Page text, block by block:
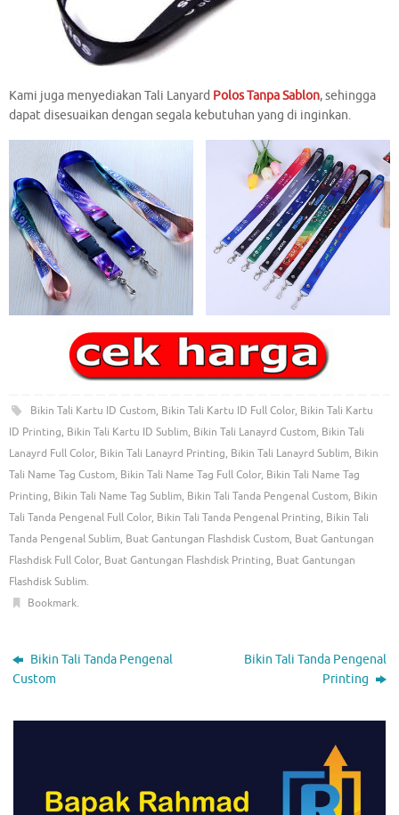
Kami juga menyediakan Tali Lanyard Polos Tanpa Sablon, sehingga
dapat disesuaikan dengan segala kebutuhan yang di inginkan.
Bikin Tali Kartu ID Custom, Bikin Tali Kartu ID Full Color, Bikin Tali Kartu
ID Printing, Bikin Tali Kartu ID Sublim, Bikin Tali Lanayrd Custom, Bikin Tali
Lanayrd Full Color, Bikin Tali Lanayrd Printing, Bikin Tali Lanayrd Sublim, Bikin
Tali Name Tag Custom, Bikin Tali Name Tag Full Color, Bikin Tali Name Tag
Printing, Bikin Tali Name Tag Sublim, Bikin Tali Tanda Pengenal Custom, Bikin
Tali Tanda Pengenal Full Color, Bikin Tali Tanda Pengenal Printing, Bikin Tali
Tanda Pengenal Sublim, Buat Gantungan Flashdisk Custom, Buat Gantungan
Flashdisk Full Color, Buat Gantungan Flashdisk Printing, Buat Gantungan
Flashdisk Sublim.
Bookmark.
Bikin Tali Tanda Pengenal
Custom
Bikin Tali Tanda Pengenal
Printing